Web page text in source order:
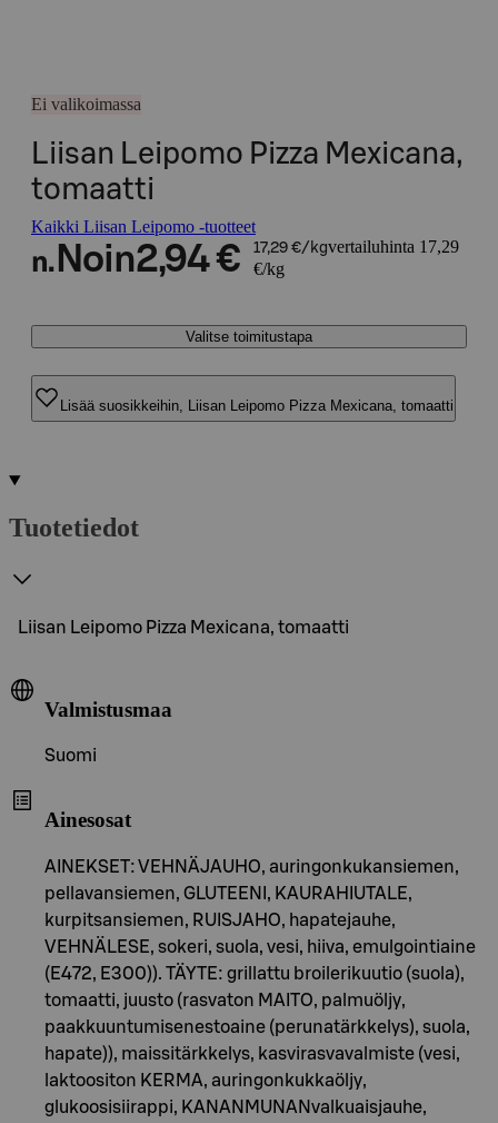
Ei valikoimassa
Liisan Leipomo Pizza Mexicana,
tomaatti
Kaikki Liisan Leipomo -tuotteet
n. Noin2,94 € 17,29 €/kgvertailuhinta 17,29
€/kg
Valitse toimitustapa
Lisää suosikkeihin, Liisan Leipomo Pizza Mexicana, tomaatti
Tuotetiedot
Liisan Leipomo Pizza Mexicana, tomaatti
Valmistusmaa
Suomi
Ainesosat
AINEKSET: VEHNÄJAUHO, auringonkukansiemen,
pellavansiemen, GLUTEENI, KAURAHIUTALE,
kurpitsansiemen, RUISJAHO, hapatejauhe,
VEHNÄLESE, sokeri, suola, vesi, hiiva, emulgointiaine
(E472, E300)). TÄYTE: grillattu broilerikuutio (suola),
tomaatti, juusto (rasvaton MAITO, palmuöljy,
paakkuuntumisenestoaine (perunatärkkelys), suola,
hapate)), maissitärkkelys, kasvirasvavalmiste (vesi,
laktoositon KERMA, auringonkukkaöljy,
glukoosisiirappi, KANANMUNANvalkuaisjauhe,